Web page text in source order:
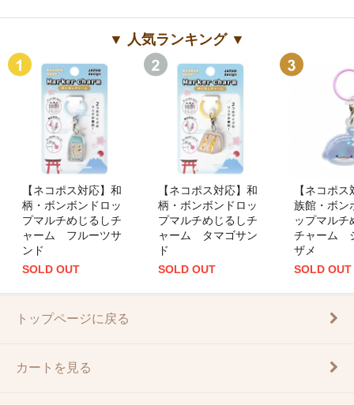
▼ 人気ランキング ▼
【ネコポス対応】和
柄・ボンボンドロッ
プマルチめじるしチ
ャーム フルーツサ
ンド
SOLD OUT
【ネコポス対応】和
柄・ボンボンドロッ
プマルチめじるしチ
ャーム タマゴサン
ド
SOLD OUT
【ネコポ
族館・ボン
ップマルチ
チャーム
ザメ
SOLD OUT
トップページに戻る
カートを見る